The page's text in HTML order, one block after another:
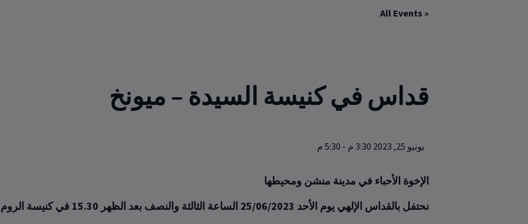
« All Events
قداس في كنيسة السيدة – ميونخ
يونيو 25, 2023 3:30 م - 5:30 م
الإخوة الأحباء في مدينة منشن ومحيطها
نحتفل بالقداس الإلهي يوم الأحد 25/06/2023 الساعة الثالثة والنصف بعد الظهر 15.30 في كنيسة الروم الكاثوليك ‏الأوكرانية على ‏‏العنوان